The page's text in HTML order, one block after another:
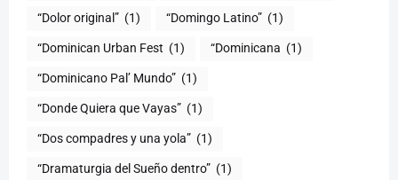
“Dolor original” (1) “Domingo Latino” (1)
“Dominican Urban Fest (1) “Dominicana (1)
“Dominicano Pal’ Mundo” (1)
“Donde Quiera que Vayas” (1)
“Dos compadres y una yola” (1)
“Dramaturgia del Sueño dentro” (1)